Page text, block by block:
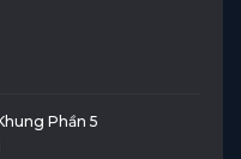
Phần 5